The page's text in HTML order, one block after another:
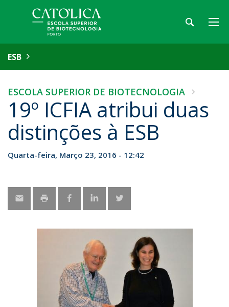
ESB
ESCOLA SUPERIOR DE BIOTECNOLOGIA
19º ICFIA atribui duas
distinções à ESB
Quarta-feira, Março 23, 2016 - 12:42